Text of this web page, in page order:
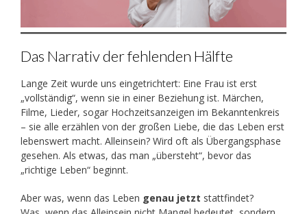
Das Narrativ der fehlenden Hälfte
Lange Zeit wurde uns eingetrichtert: Eine Frau ist erst
„vollständig“, wenn sie in einer Beziehung ist. Märchen,
Filme, Lieder, sogar Hochzeitsanzeigen im Bekanntenkreis
– sie alle erzählen von der großen Liebe, die das Leben erst
lebenswert macht. Alleinsein? Wird oft als Übergangsphase
gesehen. Als etwas, das man „übersteht“, bevor das
„richtige Leben“ beginnt.
Aber was, wenn das Leben genau jetzt stattfindet?